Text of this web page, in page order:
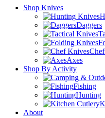
Shop Knives
Daggers
Axes
Shop By Activity
Fishing
Hunting
About